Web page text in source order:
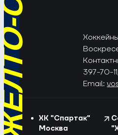
397-70-
Email:
ХК "Спартак"
Москва